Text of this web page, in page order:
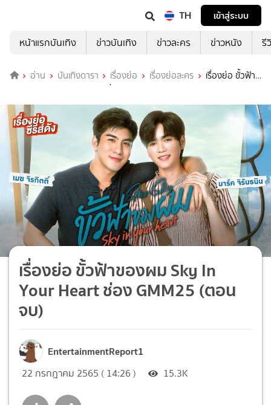
TH
เข้าสู่ระบบ
หน้าแรกบันเทิง
ข่าวบันเทิง ข่าวละคร ข่าวหนัง รี
อ่าน บันเทิงดารา เรื่องย่อ เรื่องย่อละคร
เรื่องย่อ ขั้วฟ้า
ของผม Sky In Your Heart ช่อง GMM25 (ตอนจบ)
เรื่องย่อ ขั้วฟ้าของผม Sky In
Your Heart ช่อง GMM25 (ตอน
จบ)
EntertainmentReport1
22 กรกฎาคม 2565 ( 14:26 ) 15.3K